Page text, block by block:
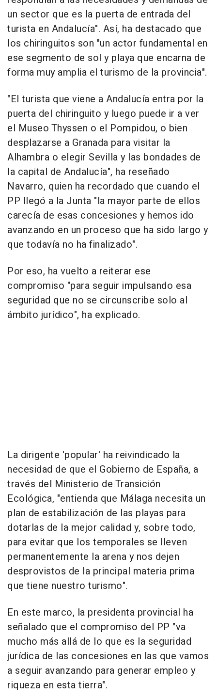
un sector que es la puerta de entrada del
turista en Andalucía". Así, ha destacado que
los chiringuitos son "un actor fundamental en
ese segmento de sol y playa que encarna de
forma muy amplia el turismo de la provincia".
"El turista que viene a Andalucía entra por la
puerta del chiringuito y luego puede ir a ver
el Museo Thyssen o el Pompidou, o bien
desplazarse a Granada para visitar la
Alhambra o elegir Sevilla y las bondades de
la capital de Andalucía", ha reseñado
Navarro, quien ha recordado que cuando el
PP llegó a la Junta "la mayor parte de ellos
carecía de esas concesiones y hemos ido
avanzando en un proceso que ha sido largo y
que todavía no ha finalizado".
Por eso, ha vuelto a reiterar ese
compromiso "para seguir impulsando esa
seguridad que no se circunscribe solo al
ámbito jurídico", ha explicado.
La dirigente 'popular' ha reivindicado la
necesidad de que el Gobierno de España, a
través del Ministerio de Transición
Ecológica, "entienda que Málaga necesita un
plan de estabilización de las playas para
dotarlas de la mejor calidad y, sobre todo,
para evitar que los temporales se lleven
permanentemente la arena y nos dejen
desprovistos de la principal materia prima
que tiene nuestro turismo".
En este marco, la presidenta provincial ha
señalado que el compromiso del PP "va
mucho más allá de lo que es la seguridad
jurídica de las concesiones en las que vamos
a seguir avanzando para generar empleo y
riqueza en esta tierra".